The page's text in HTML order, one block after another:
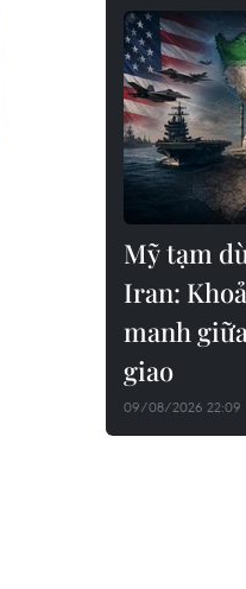
Mỹ tạm
Iran:
manh
giao
09/08/2026 22:09